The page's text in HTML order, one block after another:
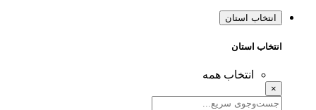
انتخاب استان
انتخاب استان
انتخاب همه
×